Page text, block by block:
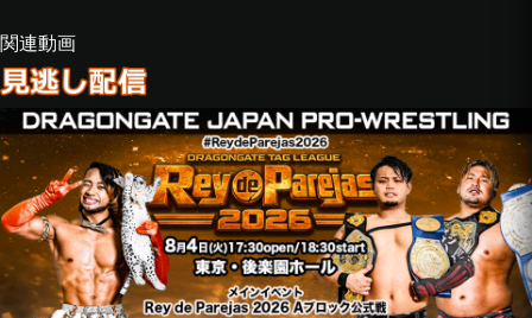
■Jiro Shinbashi Special Training
dition
Jiro Shinbashi
vs
Otsuka Station Representative
■8-Man Tag Match
Strong Machine J
U-T
関連動画